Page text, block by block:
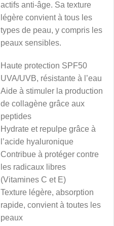
actifs anti-âge. Sa texture
légère convient à tous les
types de peau, y compris les
peaux sensibles.
Haute protection SPF50
UVA/UVB, résistante à l’eau
Aide à stimuler la production
de collagène grâce aux
peptides
Hydrate et repulpe grâce à
l’acide hyaluronique
Contribue à protéger contre
les radicaux libres
(Vitamines C et E)
Texture légère, absorption
rapide, convient à toutes les
peaux